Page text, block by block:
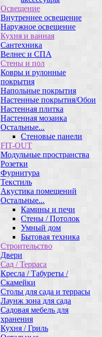
Освещение
Внутреннее освещение
Наружное освещение
Кухня и ванная
Сантехника
Велнес и СПА
Стены и пол
Ковры и рулонные
покрытия
Напольные покрытия
Настенные покрытия/Обои
Настенная плитка
Настенная мозаика
Остальные...
Стеновые панели
FIT-OUT
Модульные пространства
Розетки
Фурнитура
Текстиль
Акустика помещений
Остальные...
Камины и печи
Стены / Потолок
Умный дом
Бытовая техника
Строительство
Двери
Сад / Терраса
Кресла / Табуреты /
Скамейки
Столы для сада и террасы
Лаунж зона для сада
Садовая мебель для
хранения
Кухня / Гриль